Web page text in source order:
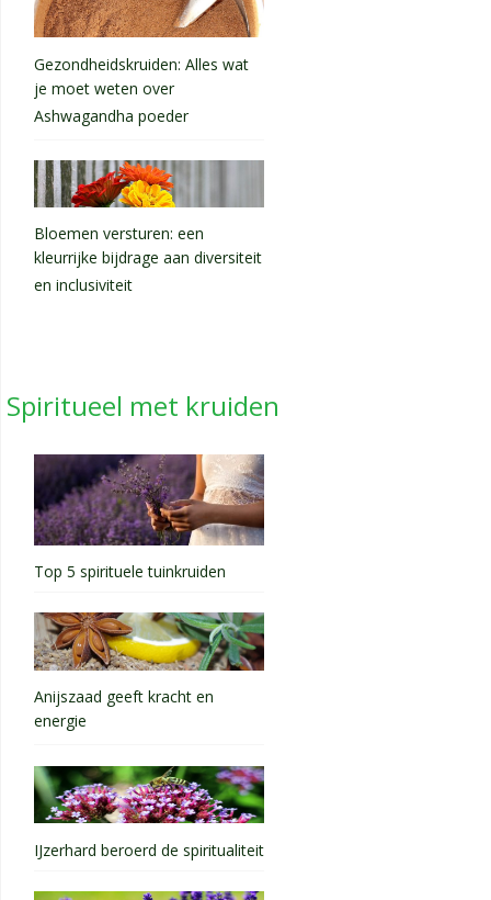
Gezondheidskruiden: Alles wat
je moet weten over
Ashwagandha poeder
Bloemen versturen: een
kleurrijke bijdrage aan diversiteit
en inclusiviteit
Spiritueel met kruiden
Top 5 spirituele tuinkruiden
Anijszaad geeft kracht en
energie
IJzerhard beroerd de spiritualiteit